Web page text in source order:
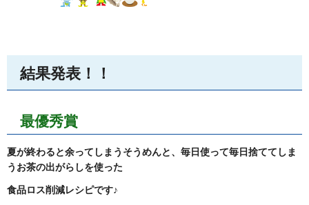
結果発表！！
最優秀賞
夏が終わると余ってしまうそうめんと、毎日使って毎日捨ててしま
うお茶の出がらしを使った
食品ロス削減レシピです♪